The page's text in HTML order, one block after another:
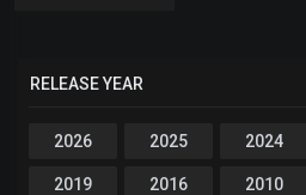
RELEASE YEAR
2026 2025 2024
2019 2016 2010